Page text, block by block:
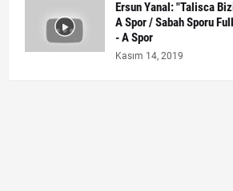
Ersun Yanal: "Talisca
A Spor / Sabah Sporu
- A Spor
Kasım 14, 2019